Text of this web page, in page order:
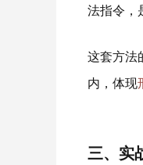
法指令，
这套方法
内，体现
三、实